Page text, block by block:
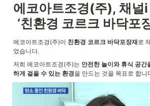
에코아트조경(주), 채널
‘친환경 코르크 바닥포
에코아트조경(주)이 친환경 코르크 바닥포장재로
었습니다.
저희 에코아트조경(주)는 안전한 놀이와 휴식 공
하게 걸을 수 있는 환경을 만드는 것을 목표로 합니